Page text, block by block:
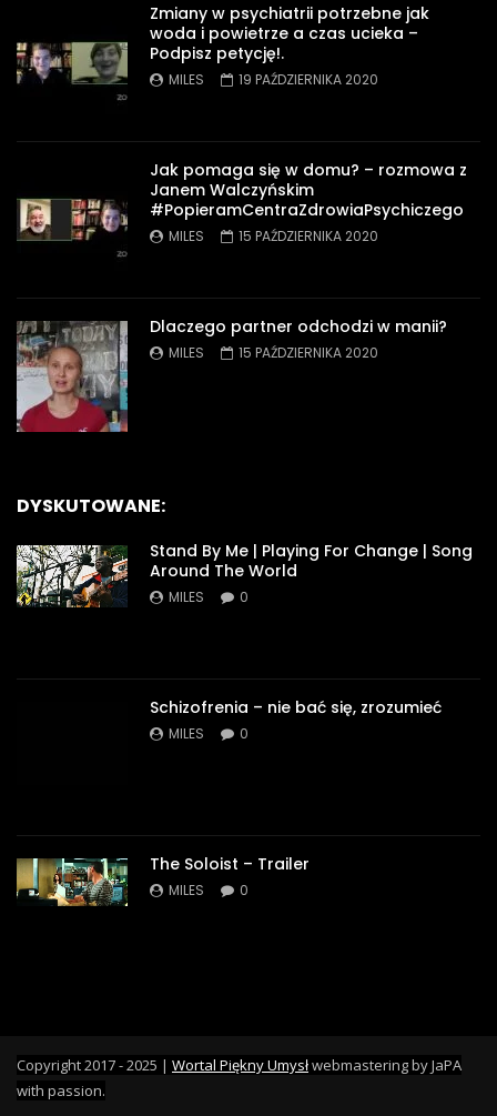
Zmiany w psychiatrii potrzebne jak
woda i powietrze a czas ucieka –
Podpisz petycję!.
MILES 19 PAŹDZIERNIKA 2020
Jak pomaga się w domu? – rozmowa z
Janem Walczyńskim
#PopieramCentraZdrowiaPsychiczego
MILES 15 PAŹDZIERNIKA 2020
Dlaczego partner odchodzi w manii?
MILES 15 PAŹDZIERNIKA 2020
DYSKUTOWANE:
Stand By Me | Playing For Change | Song
Around The World
MILES 0
Schizofrenia – nie bać się, zrozumieć
MILES 0
The Soloist – Trailer
MILES 0
Copyright 2017 - 2025 | Wortal Piękny Umysłwebmastering by JaPA
with passion.